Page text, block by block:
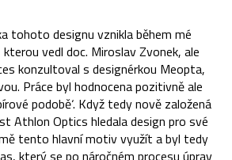
tohoto designu vznikla během mé
kterou vedl doc. Miroslav Zvonek, ale
konzultoval s designérkou Meopta,
Práce byl hodnocena pozitivně ale
podobě‘. Když tedy nově založená
Athlon Optics hledala design pro své
tento hlavní motiv využít a byl tedy
který se po náročném procesu úprav